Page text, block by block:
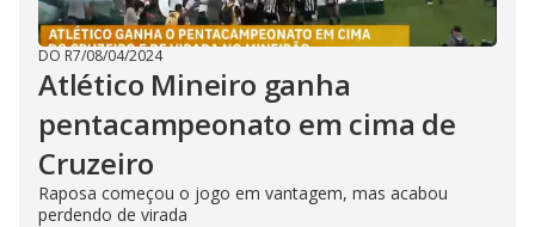
DO R7/08/04/2024
Atlético Mineiro ganha
pentacampeonato em cima de
Cruzeiro
Raposa começou o jogo em vantagem, mas acabou
perdendo de virada